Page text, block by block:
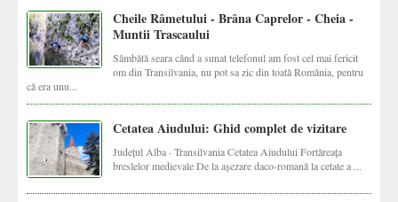
Cheile Râmetului - Brâna Caprelor - Cheia -
Muntii Trascaului
Sâmbătă seara când a sunat telefonul am fost cel mai fericit
om din Transilvania, nu pot sa zic din toată România, pentru
că era unu...
Cetatea Aiudului: Ghid complet de vizitare
Județul Alba · Transilvania Cetatea Aiudului Fortăreața
breslelor medievale De la așezare daco-romană la cetate a ...